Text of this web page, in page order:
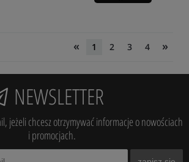
« 1 2 3 4 »
NEWSLETTER
jeżeli chcesz otrzymywać informacje o nowościach
i promocjach.